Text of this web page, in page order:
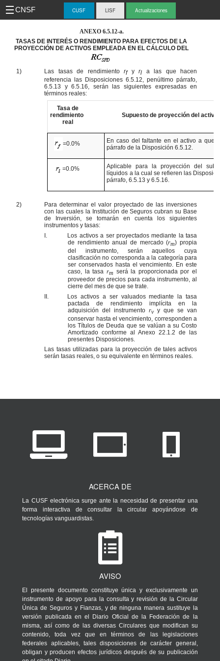
CNSF
CUS
CUSF LISF Actualizaciones
ANEXO6.5.12-a.
TASAS DE INTERÉS O RENDIMIENTO PARA EFECTOS DE LA
PROYECCIÓN DE ACTIVOS EMPLEADA EN EL CÁLCULO DEL
1) Las tasas de rendimientorfyrl a las que hacen
referencia las Disposiciones 6.5.12, penúltimo párrafo,
6.5.13 y 6.5.16, serán las siguientes expresadas en
términos reales:
Tasa de
rendimiento
real
Supuesto de proyección del activo
=0.0%
En caso del faltante en el activo a que
párrafo de la Disposición 6.5.12.
=0.0%
Aplicable para la proyección del
líquidos a la cual se refieren las
párrafo, 6.5.13 y 6.5.16.
2)
Para determinar el valor proyectado de las inversiones
con las cuales la Institución de Seguros cubran su Base
de Inversión, se tomarán en cuenta los siguientes
instrumentos y tasas:
I.
Los activos a ser proyectados mediante la tasa
de rendimiento anual de mercado (rm) propia
del instrumento, serán aquellos cuya
clasificación no corresponda a la categoría para
ser conservados hasta el vencimiento. En este
caso, la tasa rm será la proporcionada por el
proveedor de precios para cada instrumento, al
cierre del mes de que se trate.
II.
Los activos a ser valuados mediante la tasa
pactada de rendimiento implícita en la
adquisición del instrumentorvy que se van
conservar hasta el vencimiento, corresponden a
los Títulos de Deuda que se valúan a su Costo
Amortizado conforme al Anexo 22.1.2 de las
presentes Disposiciones.
Las tasas utilizadas para la proyección de tales activos
serán tasas reales, o su equivalente en términos reales.
ACERCA DE
La CUSF electrónica surge ante la necesidad de presentar una
forma interactiva de consultar la circular apoyándose de
tecnologías vanguardistas.
AVISO
El presente documento constituye única y exclusivamente un
instrumento de apoyo para la consulta y revisión de la Circular
Única de Seguros y Fianzas, y de ninguna manera sustituye la
versión publicada en el Diario Oficial de la Federación de la
misma, así como de las diversas Circulares que modifican su
contenido, toda vez que en términos de las legislaciones
federales aplicables, tales disposiciones de carácter general,
obligan y producen efectos jurídicos después de su publicación